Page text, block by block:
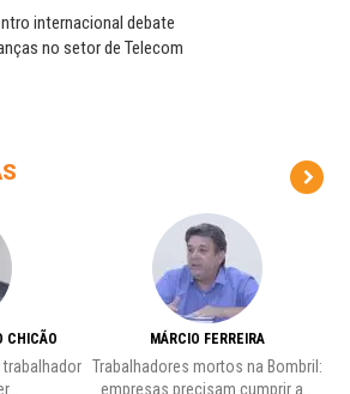
internacional debate
no setor de Telecom
CHICÃO MÁRCIO FERREIRA
Trabalhadores mortos na Bombril:
empresas precisam cumprir a...